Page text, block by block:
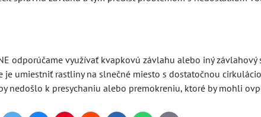
odporúčame využívať kvapkovú závlahu alebo iný závlahový
umiestniť rastliny na slnečné miesto s dostatočnou
nedošlo k presychaniu alebo premokreniu, ktoré by mohli